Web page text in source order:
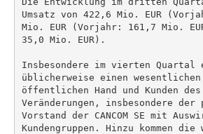
Umsatz von 422,6 Mio. EUR
Mio. EUR (Vorjahr: 161,7 Mio.
35,0 Mio. EUR).
Insbesondere im vierten Quartal
üblicherweise einen
öffentlichen Hand und Kunden
Veränderungen, insbesondere
Vorstand der CANCOM SE mit
Kundengruppen. Hinzu kommen